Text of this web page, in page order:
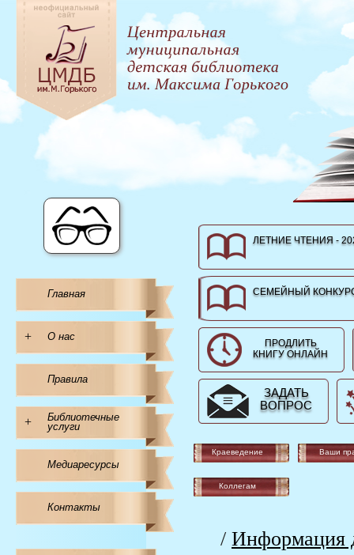
Главная
+ О нас
Правила
+
Библиотечные
услуги
Медиаресурсы
Контакты
ЛЕТНИЕ ЧТЕНИЯ -
СЕМЕЙНЫЙ
ПРОДЛИТЬ
КНИГУ ОНЛАЙН
ЗАДАТЬ
ВОПРОС
Краеведение Ваши
Коллегам
/ Информация